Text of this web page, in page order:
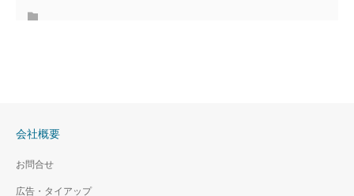
会社概要
お問合せ
広告・タイアップ